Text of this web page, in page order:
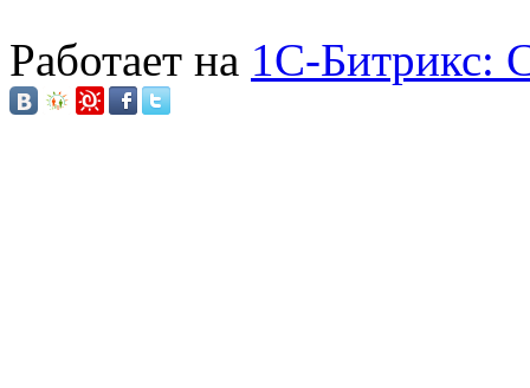
Работает на 1C-Битрикс: